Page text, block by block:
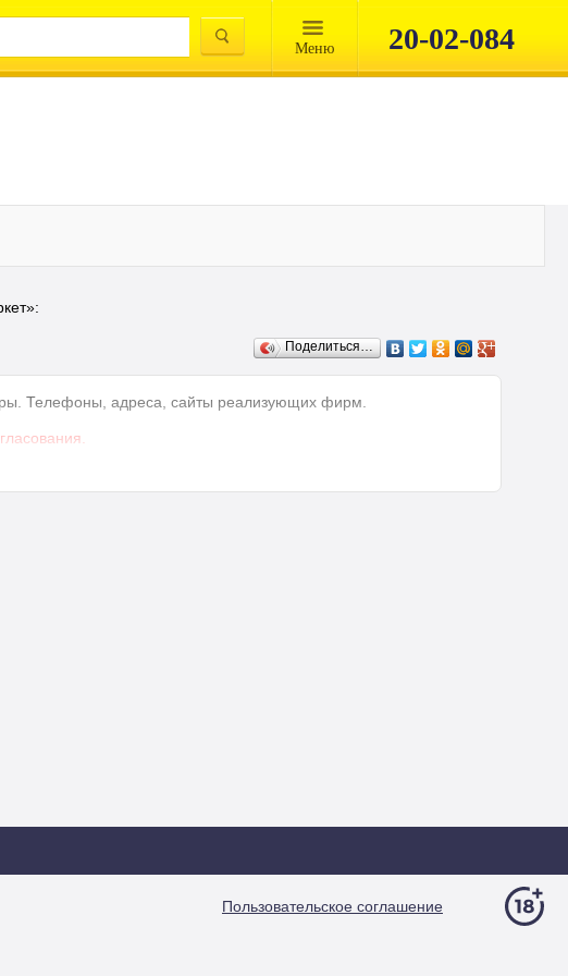
Mеню 20-02-084
Поделиться…
Телефоны, адреса, сайты реализующих фирм.
Пользовательское соглашение